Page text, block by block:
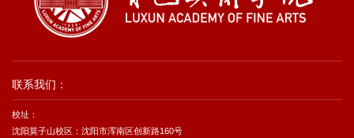
联系我们：
校址：
沈阳莫子山校区：沈阳市浑南区创新路160号